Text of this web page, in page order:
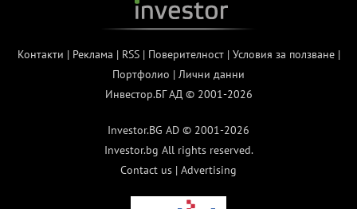
Контакти | Реклама | RSS| Поверителност| Условия за ползване|
Портфолио | Лични данни
Инвестор.БГ АД © 2001-2026
Investor.BG AD © 2001-2026
Investor.bg All rights reserved.
Contact us | Advertising